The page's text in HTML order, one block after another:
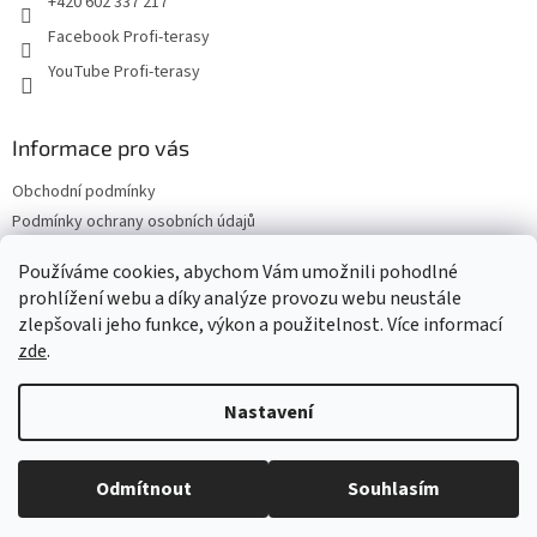
Používáme cookies, abychom Vám umožnili pohodlné
prohlížení webu a díky analýze provozu webu neustále
zlepšovali jeho funkce, výkon a použitelnost. Více informací
zde.
Nastavení
Odmítnout Souhlasím
Facebook Profi-terasy
YouTube Profi-terasy
Informace pro vás
Obchodní podmínky
Podmínky ochrany osobních údajů
Vrácení zboží a reklamace
Web Profi Terasy.cz
Vytvořil Shoptet
Copyright 2026Profi terasy . Všechna práva vyhrazena.